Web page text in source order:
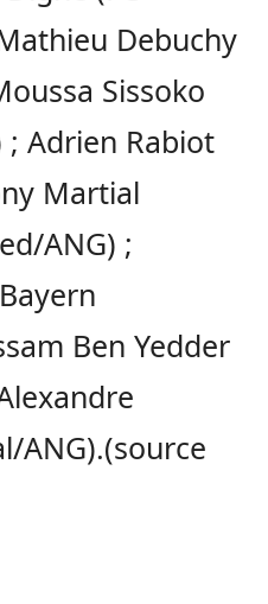
Debuchy
Sissoko
; Adrien Rabiot
Martial
ANG) ;
Ben Yedder
ANG).(source